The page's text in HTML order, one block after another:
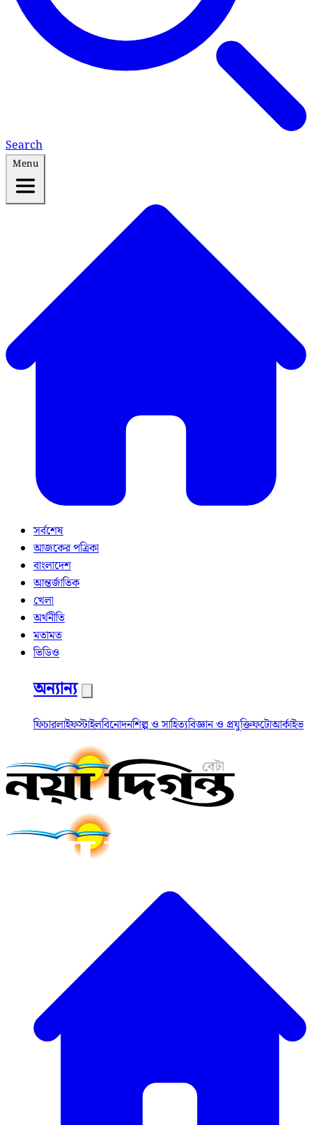
Search
Menu
সর্বশেষ
আজকের পত্রিকা
বাংলাদেশ
আন্তর্জাতিক
খেলা
অর্থনীতি
মতামত
ভিডিও
অন্যান্য
ফিচারলাইফস্টাইলবিনোদনশিল্প ও সাহিত্যবিজ্ঞান ও প্রযুক্তিফটোআর্কাইভ